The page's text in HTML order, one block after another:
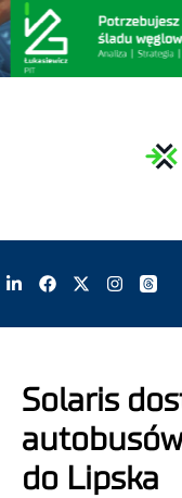
Solaris
do Lipska